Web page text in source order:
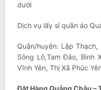
dưới
Dịch vụ lấy sỉ quần áo
Quận/huyện: Lập
Sông Lô,Tam Đảo, Bình
Vĩnh Yên, Thị Xã Phúc Yên